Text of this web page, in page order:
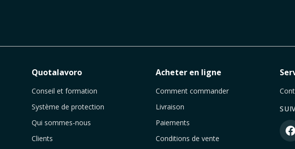
Quotalavoro
Conseil et formation
Système de protection
Qui sommes-nous
Clients
Acheter en ligne
Comment commander
Livraison
Paiements
Conditions de vente